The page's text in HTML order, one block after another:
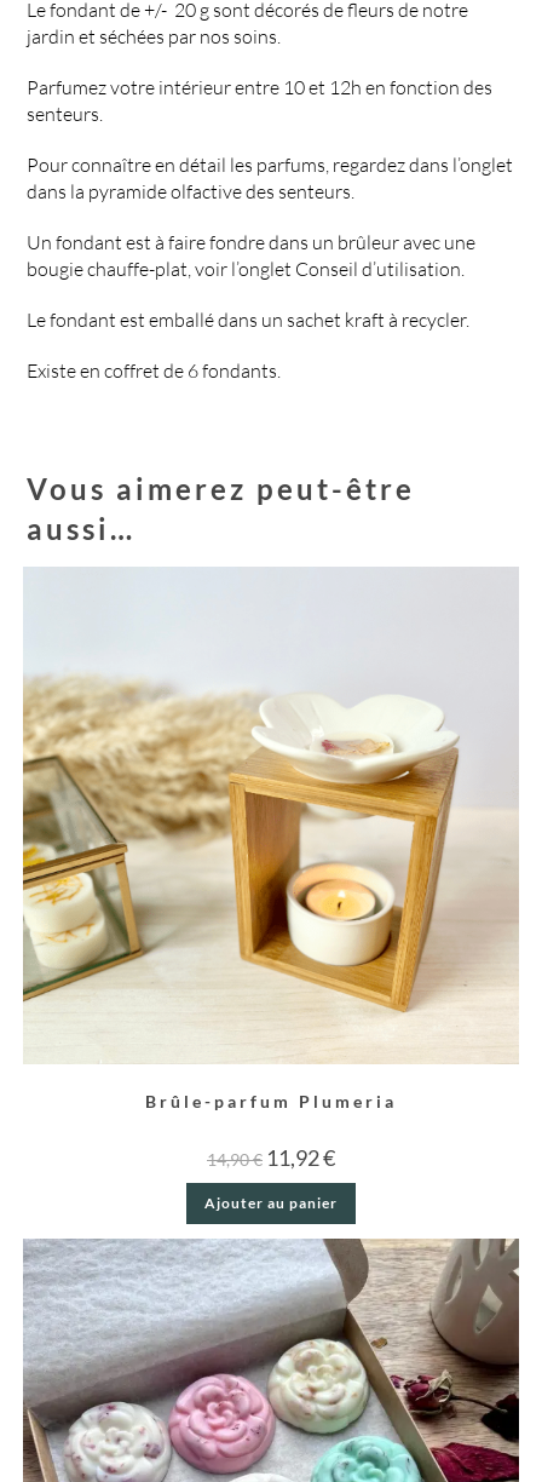
Le fondant de +/- 20 g sont décorés de fleurs de notre
jardin et séchées par nos soins.
Parfumez votre intérieur entre 10 et 12h en fonction des
senteurs.
Pour connaître en détail les parfums, regardez dans l’onglet
dans la pyramide olfactive des senteurs.
Un fondant est à faire fondre dans un brûleur avec une
bougie chauffe-plat, voir l’onglet Conseil d’utilisation.
Le fondant est emballé dans un sachet kraft à recycler.
Existe en coffret de 6 fondants.
Vous aimerez peut-être
aussi…
Brûle-parfum Plumeria
14,90€ 11,92€
Ajouter au panier